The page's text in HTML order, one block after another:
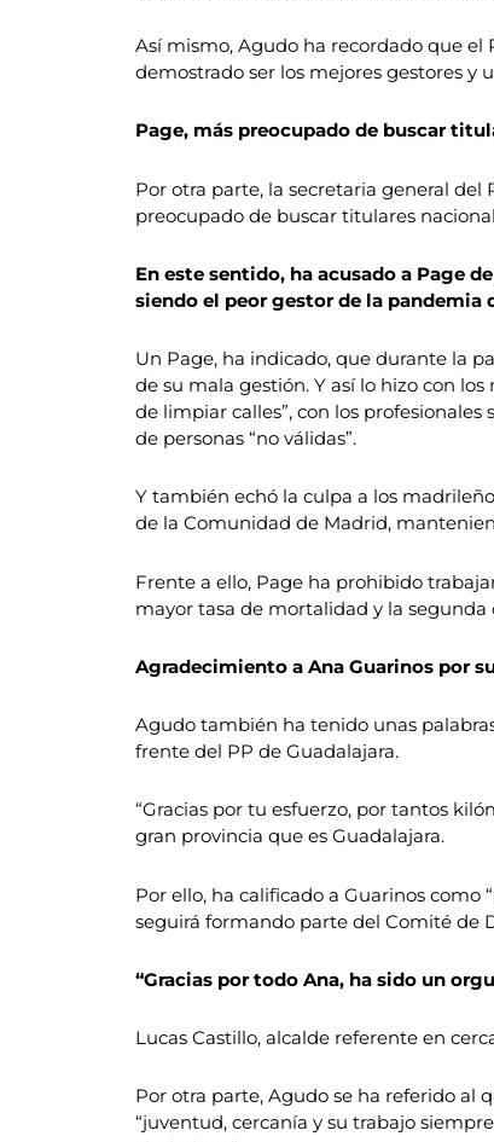
Así mismo, Agudo ha recordado que el
demostrado ser los mejores gestores y
Page, más preocupado de buscar
Por otra parte, la secretaria general
preocupado de buscar titulares
En este sentido, ha acusado a Page
siendo el peor gestor de la pandemia
Un Page, ha indicado, que durante la
de su mala gestión. Y así lo hizo con
de limpiar calles”, con los profesionales
de personas “no válidas”.
Y también echó la culpa a los
de la Comunidad de Madrid,
Frente a ello, Page ha prohibido
mayor tasa de mortalidad y la
Agradecimiento a Ana Guarinos por
Agudo también ha tenido unas
frente del PP de Guadalajara.
“Gracias por tu esfuerzo, por tantos
gran provincia que es Guadalajara.
Por ello, ha calificado a Guarinos como
seguirá formando parte del Comité de
“Gracias por todo Ana, ha sido un
Lucas Castillo, alcalde referente en
Por otra parte, Agudo se ha referido al
“juventud, cercanía y su trabajo